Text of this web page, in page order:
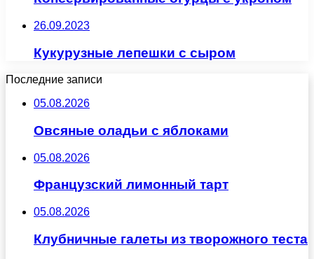
26.09.2023
Кукурузные лепешки с сыром
Последние записи
05.08.2026
Овсяные оладьи с яблоками
05.08.2026
Французский лимонный тарт
05.08.2026
Клубничные галеты из творожного теста